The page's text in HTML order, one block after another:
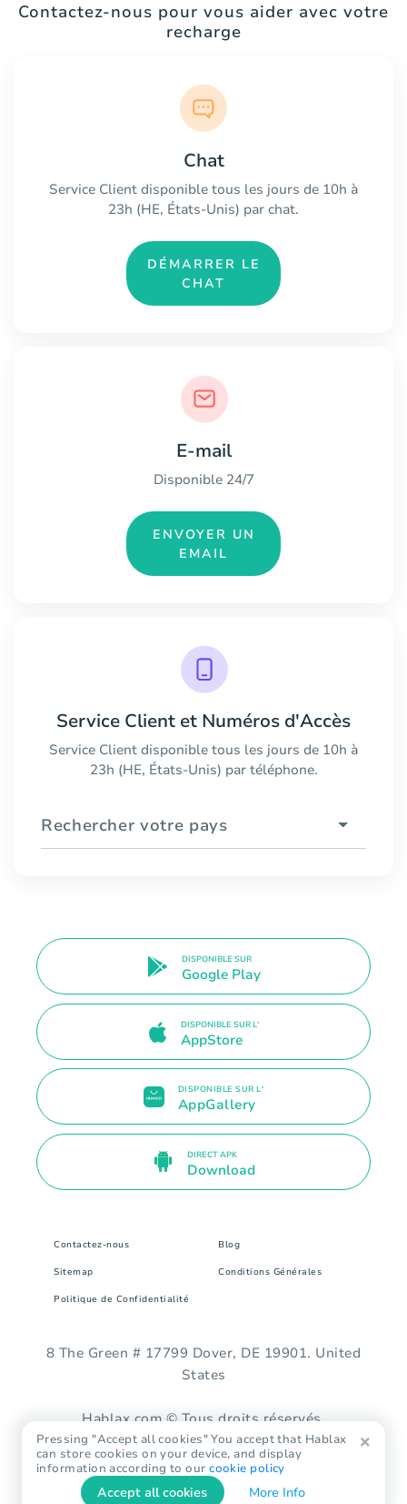
Contactez-nous pour vous aider avec votre
recharge
Chat
Service Client disponible tous les jours de 10h à
23h (HE, États-Unis) par chat.
DÉMARRER LE
CHAT
E-mail
Disponible 24/7
ENVOYER UN
EMAIL
Service Client et Numéros d'Accès
Service Client disponible tous les jours de 10h à
23h (HE, États-Unis) par téléphone.
Rechercher votre pays
DISPONIBLE SUR
Google Play
DISPONIBLE SUR L'
AppStore
DISPONIBLE SUR L'
AppGallery
DIRECT APK
Download
Contactez-nous Blog
Sitemap Conditions Générales
Politique de Confidentialité
8 The Green # 17799 Dover, DE 19901. United
States
Hablax.com © Tous droits réservés.
Pressing "Accept all cookies" You accept that Hablax
can store cookies on your device, and display
information according to ourcookie policy
Accept all cookies More Info